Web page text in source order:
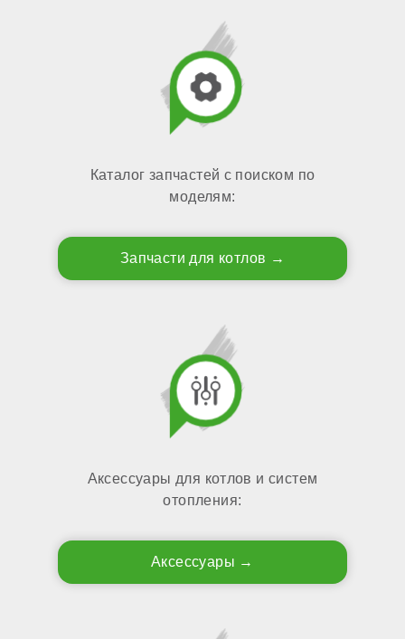
Каталог запчастей с поиском по
моделям:
Запчасти для котлов
Аксессуары для котлов и систем
отопления:
Аксессуары